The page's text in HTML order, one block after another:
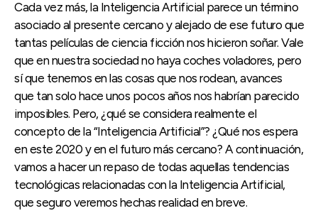
Cada vez más, la Inteligencia Artificial parece un término
asociado al presente cercano y alejado de ese futuro que
tantas películas de ciencia ficción nos hicieron soñar. Vale
que en nuestra sociedad no haya coches voladores, pero
sí que tenemos en las cosas que nos rodean, avances
que tan solo hace unos pocos años nos habrían parecido
imposibles. Pero, ¿qué se considera realmente el
concepto de la “Inteligencia Artificial”? ¿Qué nos espera
en este 2020 y en el futuro más cercano? A continuación,
vamos a hacer un repaso de todas aquellas tendencias
tecnológicas relacionadas con la Inteligencia Artificial,
que seguro veremos hechas realidad en breve.